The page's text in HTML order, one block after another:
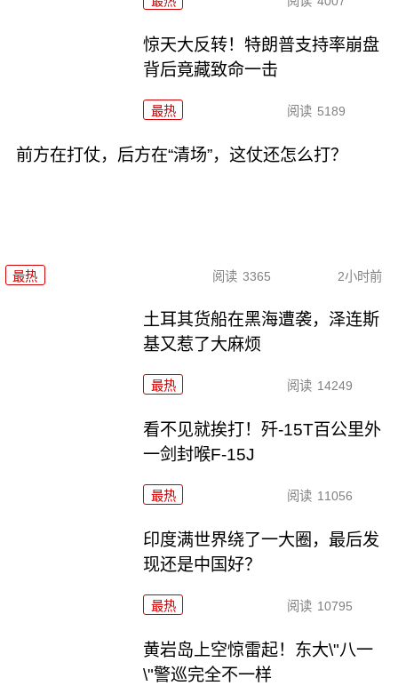
惊天大反转！特朗普支持率崩盘
背后竟藏致命一击
最热 阅读 5189
前方在打仗，后方在“清场”，这仗还怎么打？
最热 阅读 3365 2小时前
土耳其货船在黑海遭袭，泽连斯
基又惹了大麻烦
最热 阅读 14249
看不见就挨打！歼-15T百公里外
一剑封喉F-15J
最热 阅读 11056
印度满世界绕了一大圈，最后发
现还是中国好？
最热 阅读 10795
黄岩岛上空惊雷起！东大\"八一
\"警巡完全不一样